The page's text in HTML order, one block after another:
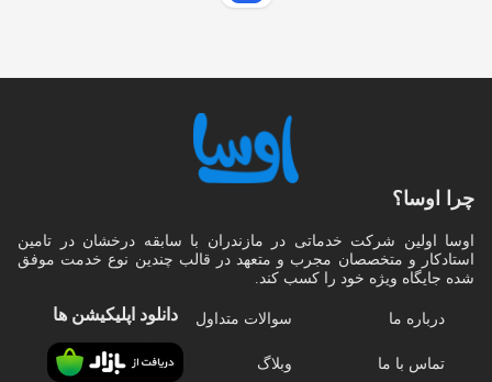
چرا اوسا؟
اوسا اولین شرکت خدماتی در مازندران با سابقه درخشان در تامین
استادکار و متخصصان مجرب و متعهد در قالب چندین نوع خدمت موفق
شده جایگاه ویژه خود را کسب کند.
درباره ما سوالات متداول
تماس با ما وبلاگ
دانلود اپلیکیشن‌ ها